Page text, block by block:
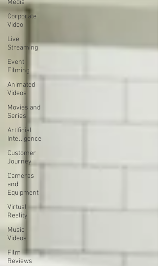
Media
Corporate
Video
Live
Streaming
Event
Filming
Animated
Videos
Movies and
Series
Artificial
Intelligence
Customer
Journey
Cameras
and
Equipment
Virtual
Reality
Music
Videos
Film
Reviews